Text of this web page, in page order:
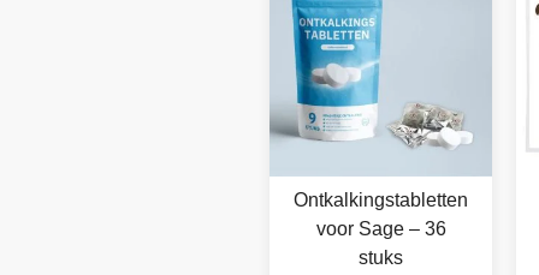
Ontkalkingstabletten
voor Sage – 36
stuks